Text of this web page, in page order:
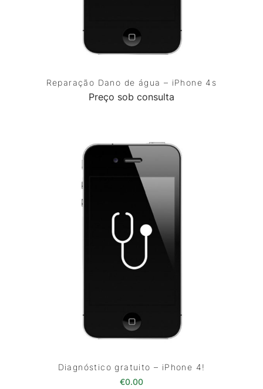
Reparação Dano de água – iPhone 4s
Preço sob consulta
Diagnóstico gratuito – iPhone 4!
€0.00